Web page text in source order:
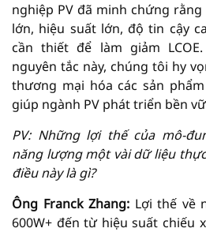
nghiệp PV đã minh chứng
lớn, hiệu suất lớn, độ tin cậy
cần thiết để làm giảm
nguyên tắc này, chúng tôi hy
thương mại hóa các sản
giúp ngành PV phát triển bền
PV: Những lợi thế của mô-
năng lượng một vài dữ liệu
điều này là gì?
Ông Franck Zhang: Lợi thế về
600W+ đến từ hiệu suất chiếu